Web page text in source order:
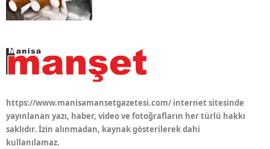
https://www.manisamansetgazetesi.com/ internet sitesinde
yayınlanan yazı, haber, video ve fotoğrafların her türlü hakkı
saklıdır. İzin alınmadan, kaynak gösterilerek dahi
kullanılamaz.